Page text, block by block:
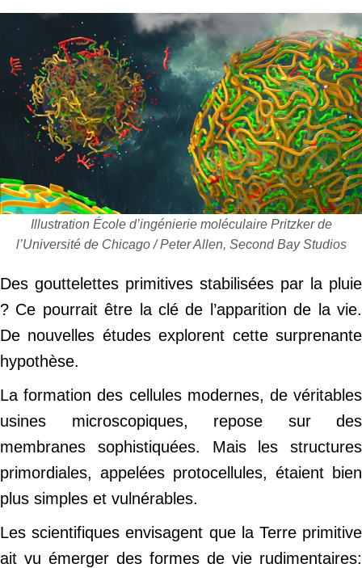
Illustration École d’ingénierie moléculaire Pritzker de
l’Université de Chicago / Peter Allen, Second Bay Studios
Des gouttelettes primitives stabilisées par la pluie
? Ce pourrait être la clé de l’apparition de la vie.
De nouvelles études explorent cette surprenante
hypothèse.
La formation des cellules modernes, de véritables
usines microscopiques, repose sur des
membranes sophistiquées. Mais les structures
primordiales, appelées protocellules, étaient bien
plus simples et vulnérables.
Les scientifiques envisagent que la Terre primitive
ait vu émerger des formes de vie rudimentaires: